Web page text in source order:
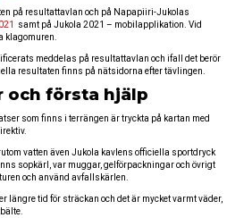
på resultattavlan och på Napapiiri-Jukolas
samt på Jukola 2021 – mobilapplikation. Vid
klagomuren.
meddelas på resultattavlan och ifall det berör
resultaten finns på nätsidorna efter tävlingen.
och första hjälp
som finns i terrängen är tryckta på kartan med
vatten även Jukola kavlens officiella sportdryck
sopkärl, var muggar, gelförpackningar och övrigt
och använd avfallskärlen.
längre tid för sträckan och det är mycket varmt väder,